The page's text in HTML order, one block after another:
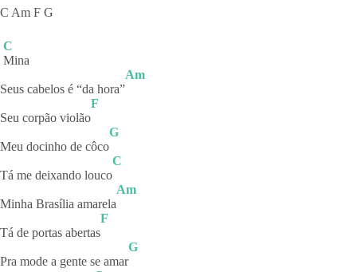
C Am F G
C
Mina
Seus cabelos é “da hora”
Am
Seu corpão violão
F
Meu docinho de côco
G
Tá me deixando louco
C
Minha Brasília amarela
Am
Tá de portas abertas
F
Pra mode a gente se amar
G